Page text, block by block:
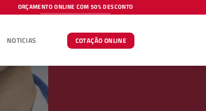
ORÇAMENTO ONLINE COM 50% DESCONTO
NOTICIAS COTAÇÃO ONLINE